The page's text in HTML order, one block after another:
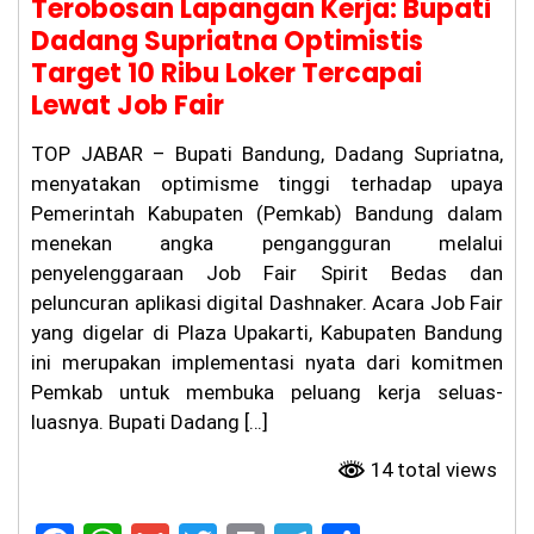
Terobosan Lapangan Kerja: Bupati
Dadang Supriatna Optimistis
Target 10 Ribu Loker Tercapai
Lewat Job Fair
TOP JABAR – Bupati Bandung, Dadang Supriatna,
menyatakan optimisme tinggi terhadap upaya
Pemerintah Kabupaten (Pemkab) Bandung dalam
menekan angka pengangguran melalui
penyelenggaraan Job Fair Spirit Bedas dan
peluncuran aplikasi digital Dashnaker. Acara Job Fair
yang digelar di Plaza Upakarti, Kabupaten Bandung
ini merupakan implementasi nyata dari komitmen
Pemkab untuk membuka peluang kerja seluas-
luasnya. Bupati Dadang […]
14 total views